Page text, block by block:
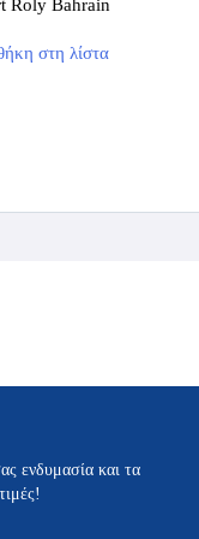
Roly Bahrain
στη λίστατο
επιλογές
προϊόντος
ενδυμασία και τα